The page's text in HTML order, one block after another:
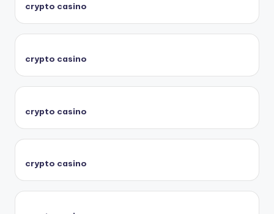
crypto casino
crypto casino
crypto casino
crypto casino